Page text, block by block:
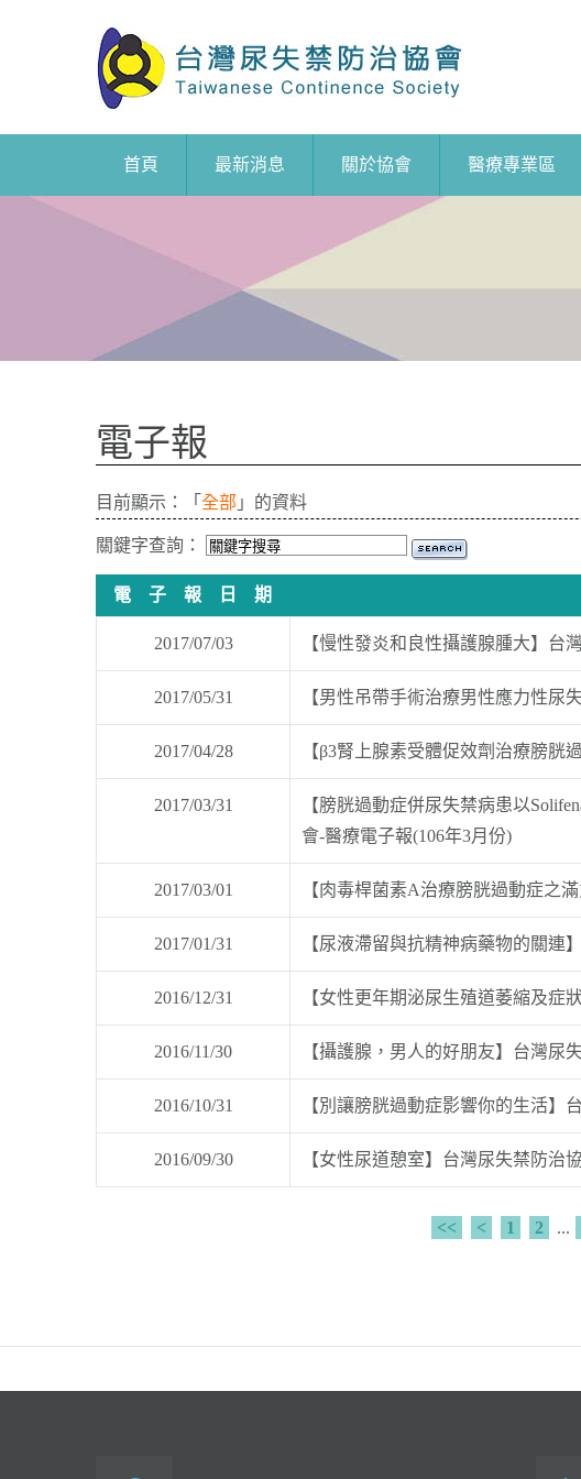
首頁 最新消息 關於協會 醫療專業區
電子報
目前顯示：「 全部 」的資料
關鍵字查詢：
電 子 報 日 期
2017/07/03 【慢性發炎和良性攝護腺腫大】台
2017/05/31 【男性吊帶手術治療男性應力性尿
2017/04/28 【β3腎上腺素受體促效劑治療膀胱
2017/03/31
【膀胱過動症併尿失禁病患以
會-醫療電子報(106年3月份)
2017/03/01 【肉毒桿菌素A治療膀胱過動症之
2017/01/31 【尿液滯留與抗精神病藥物的關連
2016/12/31 【女性更年期泌尿生殖道萎縮及症
2016/11/30 【攝護腺，男人的好朋友】台灣尿
2016/10/31 【別讓膀胱過動症影響你的生活】
2016/09/30 【女性尿道憩室】台灣尿失禁防治
<< < 1 2 ...